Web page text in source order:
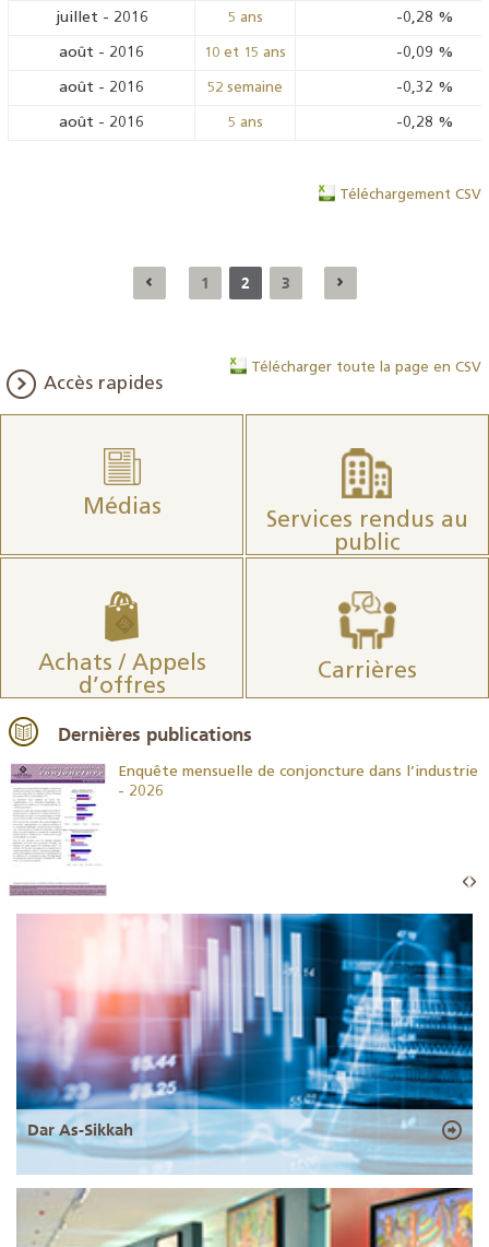
juillet - 2016 5 ans -0,28 %
août - 2016 10 et 15 ans -0,09 %
août - 2016 52 semaine -0,32 %
août - 2016 5 ans -0,28 %
Téléchargement CSV
1 2 3
Télécharger toute la page en CSV
Accès rapides
Médias
Services rendus au
public
Achats / Appels
d’offres
Carrières
Dernières publications
Enquête mensuelle de conjoncture dans l’industrie
- 2026
Dar As-Sikkah